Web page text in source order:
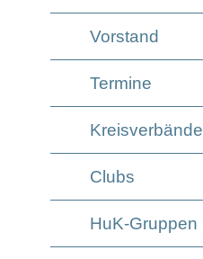
Vorstand
Termine
Kreisverbände
Clubs
HuK-Gruppen